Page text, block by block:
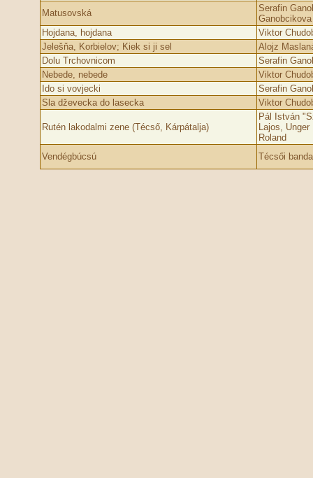
Matusovská
Serafin
Ganobcikova
Hojdana, hojdana
Viktor
Jelešňa, Korbielov; Kiek si ji sel
Alojz
Dolu Trchovnicom
Serafin
Nebede, nebede
Viktor
Ido si vovjecki
Serafin
Sla dževecka do l­asecka
Viktor
Rutén lakodalmi zene (Técső, Kárpátalja)
Pál István
Lajos,
Roland
Vendégbúcsú
Técsői banda